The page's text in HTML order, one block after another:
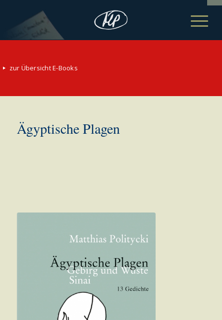
zur Übersicht E-Books
Ägyptische Plagen